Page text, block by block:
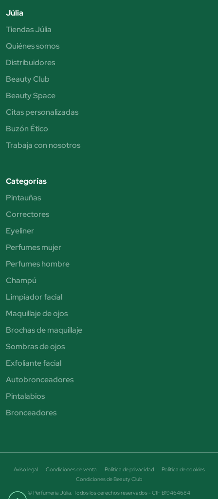
Júlia
Tiendas Júlia
Quiénes somos
Distribuidores
Beauty Club
Beauty Space
Citas personalizadas
Buzón Ético
Trabaja con nosotros
Categorías
Pintauñas
Correctores
Eyeliner
Perfumes mujer
Perfumes hombre
Champú
Limpiador facial
Maquillaje de ojos
Brochas de maquillaje
Sombras de ojos
Exfoliante facial
Autobronceadores
Pintalabios
Bronceadores
© Perfumería Júlia. Todos los derechos reservados - CIF B19464684
Aviso legal Condiciones de venta Política de privacidad
Política de cookies
Condiciones de Beauty Club